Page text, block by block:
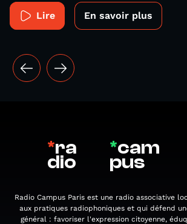
Lire En savoir plus
*ra
dio
*cam
pus
Radio Campus Paris est une radio associative
aux pratiques radiophoniques et qui défend
général : favoriser l'expression citoyenne,